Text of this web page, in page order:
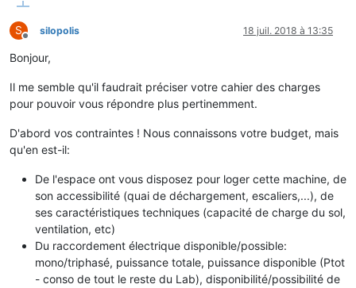
S
Hors-ligne
silopolis 18 juil. 2018 à 13:35
Bonjour,
Il me semble qu'il faudrait préciser votre cahier des charges
pour pouvoir vous répondre plus pertinemment.
D'abord vos contraintes ! Nous connaissons votre budget, mais
qu'en est-il:
De l'espace ont vous disposez pour loger cette machine, de
son accessibilité (quai de déchargement, escaliers,...), de
ses caractéristiques techniques (capacité de charge du sol,
ventilation, etc)
Du raccordement électrique disponible/possible:
mono/triphasé, puissance totale, puissance disponible (Ptot
- conso de tout le reste du Lab), disponibilité/possibilité de